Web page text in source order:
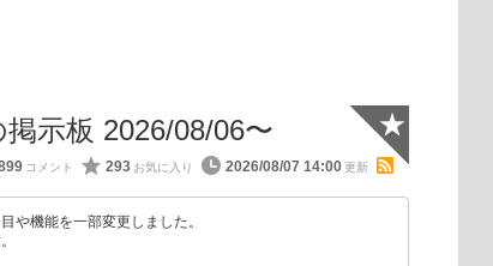
示板 2026/08/06〜
293 2026/08/07 14:00
★
や機能を一部変更しました。